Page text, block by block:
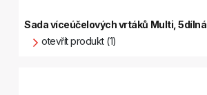
Sada víceúčelových vrtáků Multi, 5dílná
otevřít produkt (1)